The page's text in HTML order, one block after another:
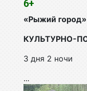
6+
«Рыжий город»
КУЛЬТУРНО-
3 дня 2 ночи
...